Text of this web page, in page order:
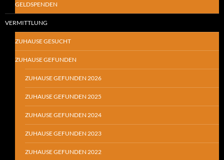
GELDSPENDEN
VERMITTLUNG
ZUHAUSE GESUCHT
ZUHAUSE GEFUNDEN
ZUHAUSE GEFUNDEN 2026
ZUHAUSE GEFUNDEN 2025
ZUHAUSE GEFUNDEN 2024
ZUHAUSE GEFUNDEN 2023
ZUHAUSE GEFUNDEN 2022